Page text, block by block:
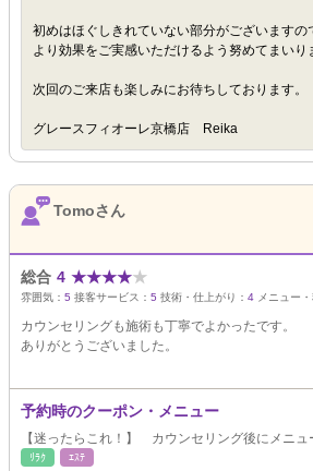
初めはほぐしきれていない部分がございますの
より効果をご実感いただけるよう努めてまいり
次回のご来店も楽しみにお待ちしております。
グレースフィオーレ京橋店 Reika
Tomoさん
総合 4 ★★★★★
雰囲気： 5 接客サービス： 5 技術・仕上がり： 4 メニュー・
カウンセリングも施術も丁寧でよかったです。
ありがとうございました。
予約時のクーポン・メニュー
【迷ったらこれ！】 カウンセリング後にメニ
ﾘﾗｸ ｴｽﾃ